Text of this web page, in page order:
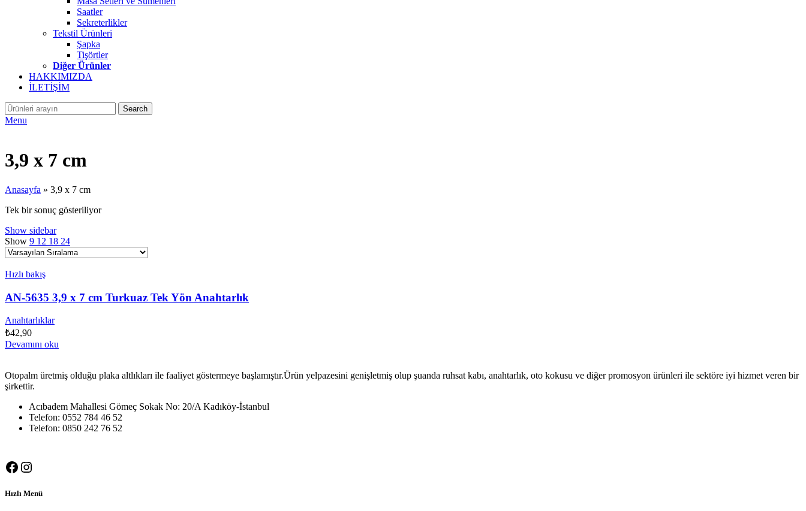
Saatler
Sekreterlikler
Tekstil Ürünleri
Şapka
Tişörtler
Diğer Ürünler
HAKKIMIZDA
İLETİŞİM
Search
Menu
3,9 x 7 cm
Anasayfa » 3,9 x 7 cm
Tek bir sonuç gösteriliyor
Show sidebar
Show 9 12 18 24
Hızlı bakış
AN-5635 3,9 x 7 cm Turkuaz Tek Yön Anahtarlık
Anahtarlıklar
₺42,90
Devamını oku
Otopalm üretmiş olduğu plaka altlıkları ile faaliyet göstermeye başlamıştır.Ürün yelpazesini genişletmiş olup şuanda ruhsat kabı, anahtarlık, oto kokusu ve diğer promosyon ürünleri ile sektöre iyi hizmet veren bir
şirkettir.
Acıbadem Mahallesi Gömeç Sokak No: 20/A Kadıköy-İstanbul
Telefon: 0552 784 46 52
Telefon: 0850 242 76 52
Facebook
Instagram
Hızlı Menü